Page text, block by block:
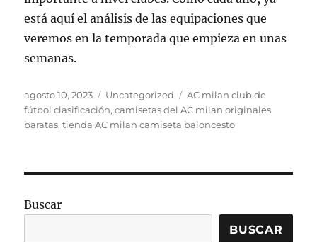
está aquí el análisis de las equipaciones que
veremos en la temporada que empieza en unas
semanas.
Publicado
el
agosto 10, 2023 Categorías
Uncategorized Etiquetas
AC milan club de
fútbol clasificación,camisetas del AC milan originales
baratas,tienda AC milan camiseta baloncesto
Buscar
BUSCAR